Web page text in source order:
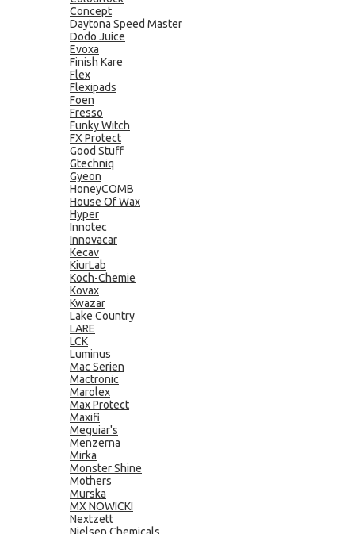
Concept
Daytona Speed Master
Dodo Juice
Evoxa
Finish Kare
Flex
Flexipads
Foen
Fresso
Funky Witch
FX Protect
Good Stuff
Gtechniq
Gyeon
HoneyCOMB
House Of Wax
Hyper
Innotec
Innovacar
Kecav
KiurLab
Koch-Chemie
Kovax
Kwazar
Lake Country
LARE
LCK
Luminus
Mac Serien
Mactronic
Marolex
Max Protect
Maxifi
Meguiar's
Menzerna
Mirka
Monster Shine
Mothers
Murska
MX NOWICKI
Nextzett